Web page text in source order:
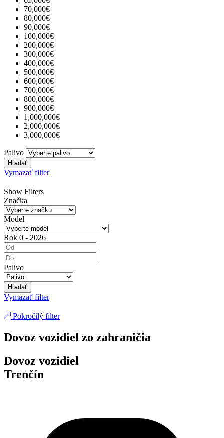
70,000€
80,000€
90,000€
100,000€
200,000€
300,000€
400,000€
500,000€
600,000€
700,000€
800,000€
900,000€
1,000,000€
2,000,000€
3,000,000€
Palivo
Hľadať
Vymazať filter
Show Filters
Značka
Model
Rok 0 - 2026
Palivo
Hľadať
Vymazať filter
Pokročilý filter
Dovoz vozidiel zo zahraničia
Dovoz vozidiel
Trenčín